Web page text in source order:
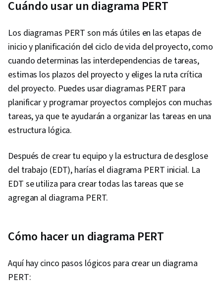
Cuándo usar un diagrama PERT
Los diagramas PERT son más útiles en las etapas de
inicio y planificación del ciclo de vida del proyecto, como
cuando determinas las interdependencias de tareas,
estimas los plazos del proyecto y eliges la ruta crítica
del proyecto. Puedes usar diagramas PERT para
planificar y programar proyectos complejos con muchas
tareas, ya que te ayudarán a organizar las tareas en una
estructura lógica.
Después de crear tu equipo y la estructura de desglose
del trabajo (EDT), harías el diagrama PERT inicial. La
EDT se utiliza para crear todas las tareas que se
agregan al diagrama PERT.
Cómo hacer un diagrama PERT
Aquí hay cinco pasos lógicos para crear un diagrama
PERT: